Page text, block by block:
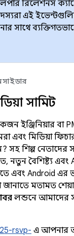
রিলেশনস
এই
সাথে
সামিট
ইঞ্জিনিয়ার বা
এবং মিডিয়া
শিল্প নেতাদের
নতুন বৈশিষ্ট্য এবং
এবং Android এর
জানাতে মতামত
লন্ডনে আমাদের
rsvp- এ আপনার